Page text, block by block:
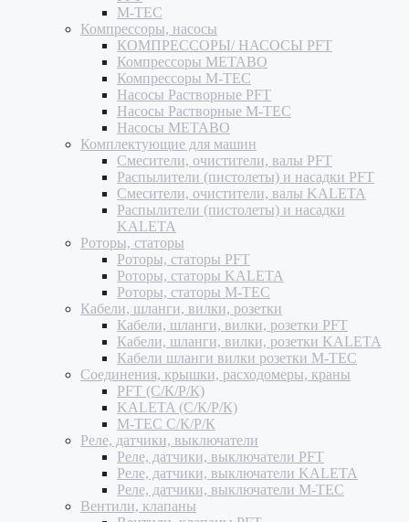
M-TEC
Компрессоры, насосы
КОМПРЕССОРЫ/ НАСОСЫ PFT
Компрессоры METABO
Компрессоры M-TEC
Насосы Растворные PFT
Насосы Растворные M-TEC
Насосы METABO
Комплектующие для машин
Смесители, очистители, валы PFT
Распылители (пистолеты) и насадки PFT
Смесители, очистители, валы KALETA
Распылители (пистолеты) и насадки
KALETA
Роторы, статоры
Роторы, статоры PFT
Роторы, статоры KALETA
Роторы, статоры M-TEC
Кабели, шланги, вилки, розетки
Кабели, шланги, вилки, розетки PFT
Кабели, шланги, вилки, розетки KALETA
Кабели шланги вилки розетки M-TEC
Соединения, крышки, расходомеры, краны
PFT (С/К/Р/К)
KALETA (С/К/Р/К)
M-TEC С/К/Р/К
Реле, датчики, выключатели
Реле, датчики, выключатели PFT
Реле, датчики, выключатели KALETA
Реле, датчики, выключатели M-TEC
Вентили, клапаны